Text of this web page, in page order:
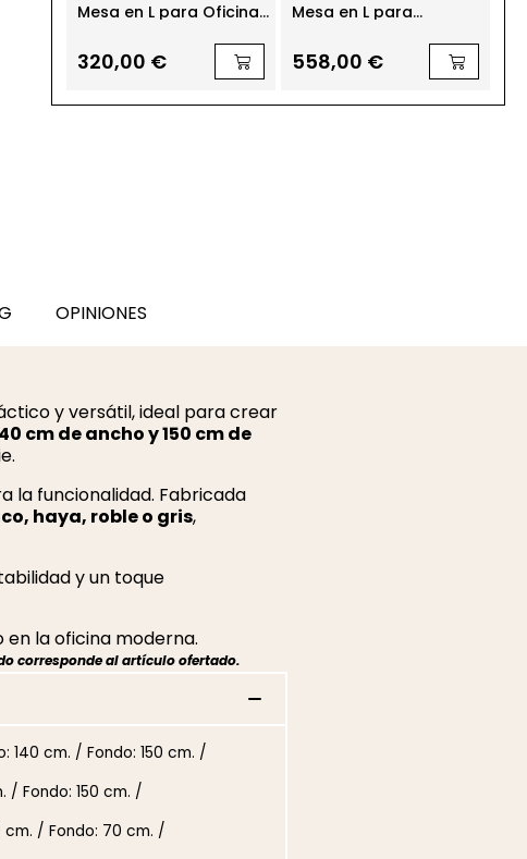
Mesa en L para Oficinas
320,00 €
Mesa en L para
Teseo de Ismobel
558,00 €
OPINIONES
y versátil, ideal para crear
cm de ancho y 150 cm de
la funcionalidad. Fabricada
haya, roble o gris,
y un toque
la oficina moderna.
corresponde al artículo ofertado.
140 cm. / Fondo: 150 cm. /
/ Fondo: 150 cm. /
cm. / Fondo: 70 cm. /